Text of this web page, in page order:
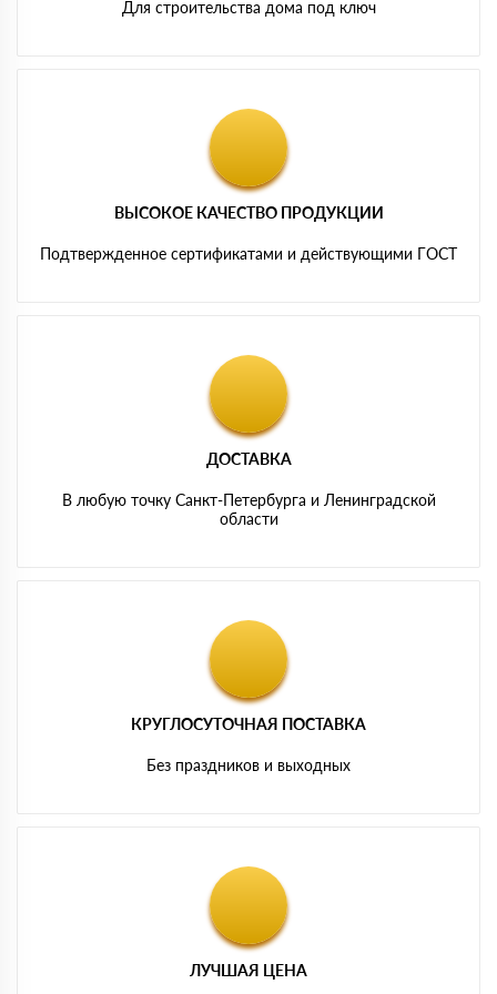
Для строительства дома под ключ
ВЫСОКОЕ КАЧЕСТВО ПРОДУКЦИИ
Подтвержденное сертификатами и действующими ГОСТ
ДОСТАВКА
В любую точку Санкт-Петербурга и Ленинградской
области
КРУГЛОСУТОЧНАЯ ПОСТАВКА
Без праздников и выходных
ЛУЧШАЯ ЦЕНА